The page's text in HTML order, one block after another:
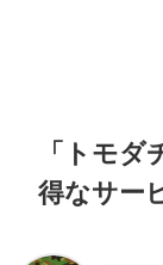
「トモダ
得なサー